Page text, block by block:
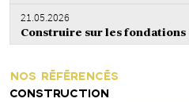
21.05.2026
Construire sur les fondations
NOS RÉFÉRENCÉS
CONSTRUCTION